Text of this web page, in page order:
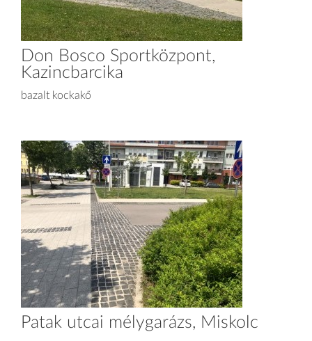
Don Bosco Sportközpont,
Kazincbarcika
bazalt kockakő
Patak utcai mélygarázs, Miskolc